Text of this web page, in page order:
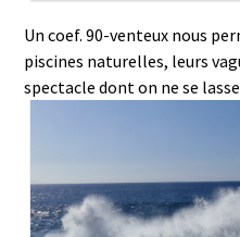
Un coef. 90-venteux nous
piscines naturelles, leurs
spectacle dont on ne se